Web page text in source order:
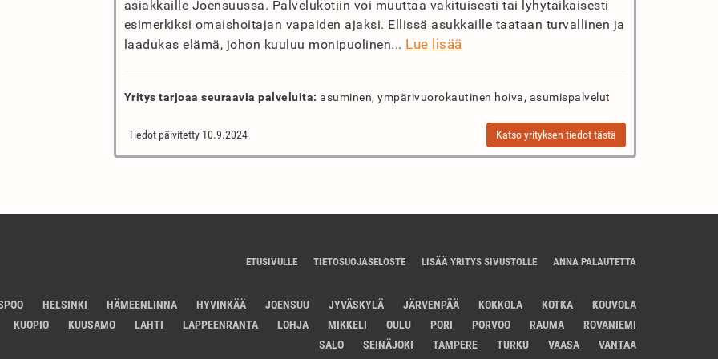
asiakkaille Joensuussa. Palvelukotiin voi muuttaa vakituisesti tai lyhytaikaisesti
esimerkiksi omaishoitajan vapaiden ajaksi. Ellissä asukkaille taataan turvallinen ja
laadukas elämä, johon kuuluu monipuolinen... Lue lisää
Yritys tarjoaa seuraavia palveluita: asuminen, ympärivuorokautinen hoiva, asumispalvelut
Tiedot päivitetty 10.9.2024 Katso yrityksen tiedot tästä
ETUSIVULLE TIETOSUOJASELOSTE LISÄÄ YRITYS SIVUSTOLLE ANNA PALAUTETTA
HELSINKI HÄMEENLINNA HYVINKÄÄ JOENSUU JYVÄSKYLÄ JÄRVENPÄÄ KOKKOLA KOTKA
KOUVOLA
KUOPIO
KUUSAMO LAHTI LAPPEENRANTA LOHJA MIKKELI OULU PORI PORVOO RAUMA
ROVANIEMI
SALO
SEINÄJOKI TAMPERE TURKU VAASA VANTAA